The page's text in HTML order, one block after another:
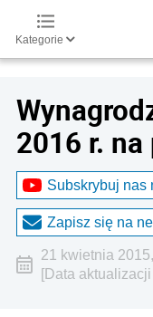
Kategorie
2016 r.
Subskrybuj nas
Zapisz się na
21 kwietnia
[Data